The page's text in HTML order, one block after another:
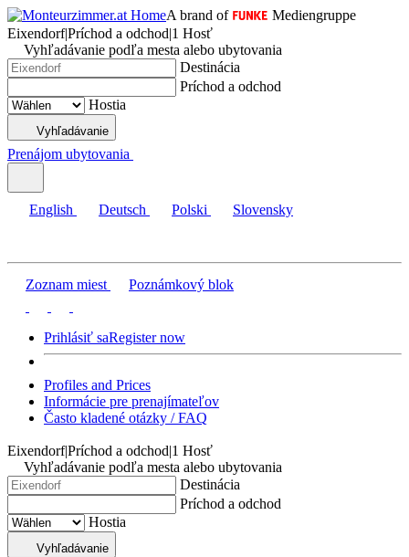
A brand of
Mediengruppe
Eixendorf|Príchod a odchod|1 Hosť
Vyhľadávanie podľa mesta alebo ubytovania
Destinácia
Príchod a odchod
Hostia
Vyhľadávanie
Prenájom ubytovania
English Deutsch Polski Slovensky
Zoznam miest Poznámkový blok
Prihlásiť saRegister now
Profiles and Prices
Informácie pre prenajímateľov
Často kladené otázky / FAQ
Eixendorf|Príchod a odchod|1 Hosť
Vyhľadávanie podľa mesta alebo ubytovania
Destinácia
Príchod a odchod
Hostia
Vyhľadávanie